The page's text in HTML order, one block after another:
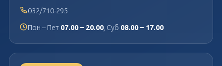
032/710-295
Пон – Пет 07.00 – 20.00, Суб 08.00 – 17.00